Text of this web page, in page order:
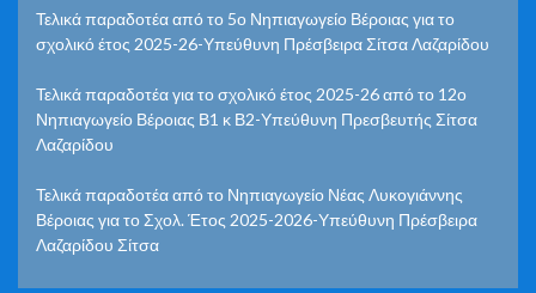
Τελικά παραδοτέα από το 5ο Νηπιαγωγείο Βέροιας για το
σχολικό έτος 2025-26-Υπεύθυνη Πρέσβειρα Σίτσα Λαζαρίδου
Τελικά παραδοτέα για το σχολικό έτος 2025-26 από το 12ο
Νηπιαγωγείο Βέροιας Β1 κ Β2-Υπεύθυνη Πρεσβευτής Σίτσα
Λαζαρίδου
Τελικά παραδοτέα από το Νηπιαγωγείο Νέας Λυκογιάννης
Βέροιας για το Σχολ. Έτος 2025-2026-Υπεύθυνη Πρέσβειρα
Λαζαρίδου Σίτσα